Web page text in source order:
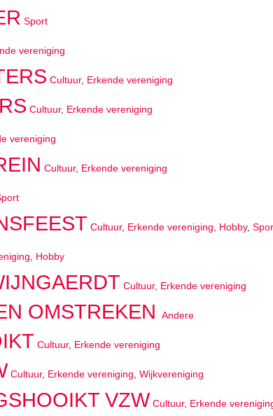
Sport
vereniging
Cultuur, Erkende vereniging
Cultuur, Erkende vereniging
vereniging
Cultuur, Erkende vereniging
Cultuur, Erkende vereniging Hobby,
Hobby
Cultuur, Erkende vereniging
OMSTREKEN Andere
Cultuur, Erkende vereniging
Cultuur, Erkende vereniging Wijkvereniging
VZW Cultuur, Erkende